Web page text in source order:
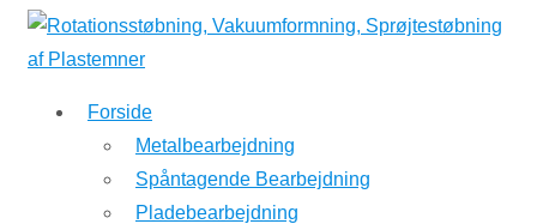
↓
Hop
hovedindhold
Forside
Metalbearbejdning
Spåntagende Bearbejdning
Pladebearbejdning